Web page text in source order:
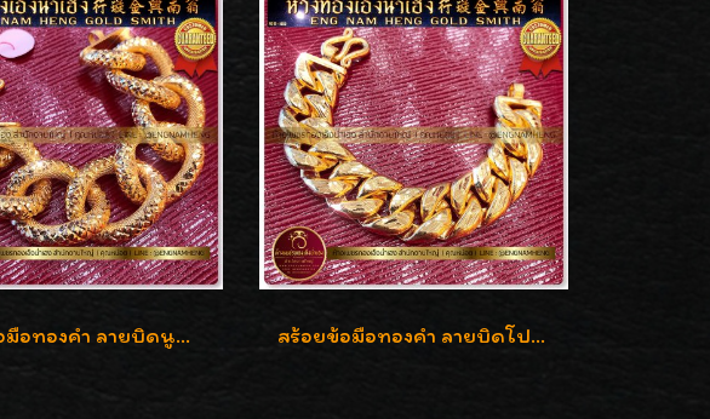
สร้อยข้อมือทองคำ ลายบิดนูนแกะลาย ทองคำ 96.5% น้ำหนัก 5 บาท สวยค่ะ สร้อยข้อมือทองคำ ลายบิดโปร่งแกะลาย ทองคำ 96.5% น้ำหนัก 5 บาท สวยค่ะ